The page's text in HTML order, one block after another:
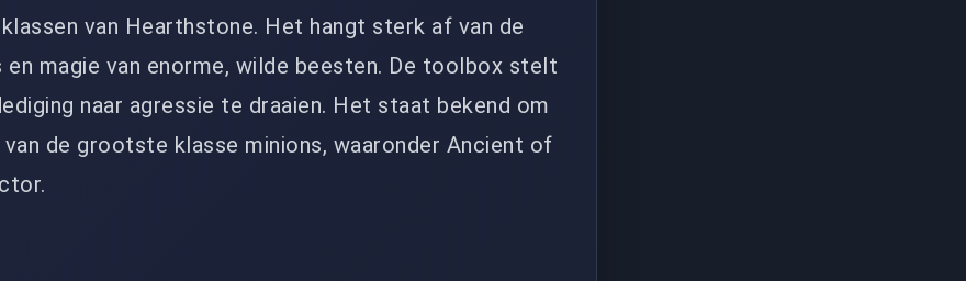
van Hearthstone. Het hangt sterk af van de
en magie van enorme, wilde beesten. De toolbox stelt
naar agressie te draaien. Het staat bekend om
van de grootste klasse minions, waaronder Ancient of